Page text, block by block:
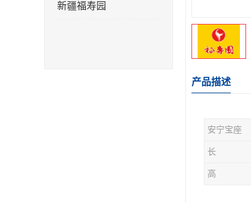
新疆福寿园
产品描述
安宁宝座
长
高